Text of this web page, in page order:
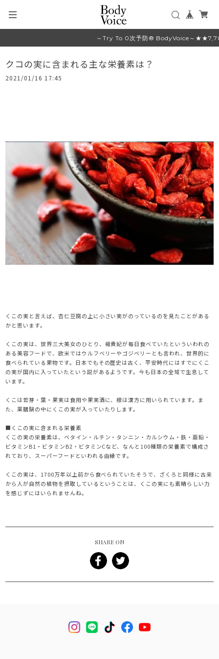
～Try To 0次予防® BodyVoice～
クコの実に含まれる主な栄養素は？
2021/01/16 17:45
くこの実と言えば、杏仁豆腐の上に小さい実がのっているのを見たことがある
かと思います。
くこの実は、世界三大美女のひとり、楊貴妃が毎日食べていたといういわれの
ある美容フードで、欧米ではウルフベリーやゴジベリーとも言われ、世界的に
食べられている果物です。日本でもその歴史は古く、平安時代にはすでにくこ
の実が国内に入っていたという説があるようです。今も日本の全域で生息して
います。
くこは若芽・葉・果実は食用や果実酒に、根は漢方に用いられています。ま
た、薬膳鍋の中にくこの実が入っていたりします。
■くこの実に含まれる栄養素
くこの実の栄養素は、ベタイン・ルチン・タンニン・カルシウム・鉄・亜鉛・
ビタミンB1・ビタミンB2・ビタミンCなど、なんと100種類の栄養素で構成さ
れており、スーパーフードといわれる由縁です。
くこの実は、1700万年以上前から食べられていたそうで、ざくろと同様に古来
から人が自然の植物を摂取しているということは、くこの実にも素晴らしい力
を感じずにはいられませんね。
SHARE ON